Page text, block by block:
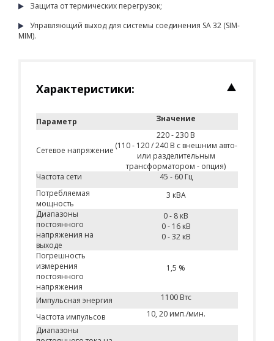
Защита от термических перегрузок;
Управляющий выход для системы соединения SA 32 (SIM-
MIM).
Характеристики:
Параметр Значение
Сетевое напряжение
220 - 230 В
(110 - 120 / 240 В с внешним авто-
или разделительным
трансформатором - опция)
Частота сети
45 - 60 Гц
Потребляемая
мощность
3 кВА
Диапазоны
постоянного
напряжения на
выходе
0 - 8 кВ
0 - 16 кВ
0 - 32 кВ
Погрешность
измерения
постоянного
напряжения
1,5 %
Импульсная энергия
1100 Втс
Частота импульсов
10, 20 имп./мин.
Диапазоны